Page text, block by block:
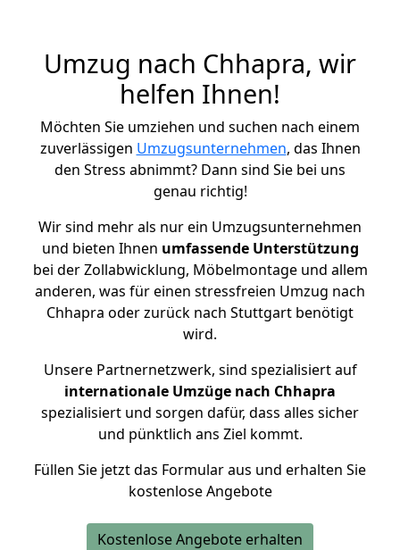
Umzug nach Chhapra, wir
helfen Ihnen!
Möchten Sie umziehen und suchen nach einem
zuverlässigen Umzugsunternehmen, das Ihnen
den Stress abnimmt? Dann sind Sie bei uns
genau richtig!
Wir sind mehr als nur ein Umzugsunternehmen
und bieten Ihnen umfassende Unterstützung
bei der Zollabwicklung, Möbelmontage und allem
anderen, was für einen stressfreien Umzug nach
Chhapra oder zurück nach Stuttgart benötigt
wird.
Unsere Partnernetzwerk, sind spezialisiert auf
internationale Umzüge nach Chhapra
spezialisiert und sorgen dafür, dass alles sicher
und pünktlich ans Ziel kommt.
Füllen Sie jetzt das Formular aus und erhalten Sie
kostenlose Angebote
Kostenlose Angebote erhalten